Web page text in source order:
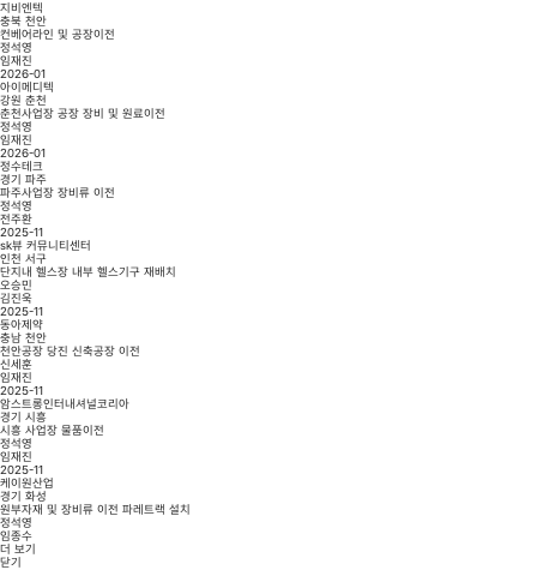
지비엔텍
충북 천안
컨베어라인 및 공장이전
정석영
임재진
2026-01
아이메디텍
강원 춘천
춘천사업장 공장 장비 및 원료이전
정석영
임재진
2026-01
정수테크
경기 파주
파주사업장 장비류 이전
정석영
전주환
2025-11
sk뷰 커뮤니티센터
인천 서구
단지내 헬스장 내부 헬스기구 재배치
오승민
김진욱
2025-11
동아제약
충남 천안
천안공장 당진 신축공장 이전
신세훈
임재진
2025-11
암스트롱인터내셔널코리아
경기 시흥
시흥 사업장 물품이전
정석영
임재진
2025-11
케이원산업
경기 화성
원부자재 및 장비류 이전 파레트랙 설치
정석영
임종수
더 보기
닫기